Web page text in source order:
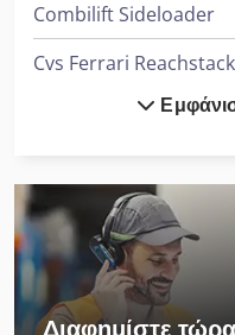
Combilift Sideloader
Cvs Ferrari
Hubtex Sideloader
Hyster Reachstacker
Jungheinrich Picker
Διαφημίστε